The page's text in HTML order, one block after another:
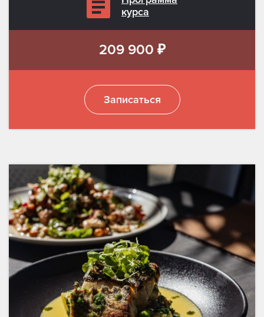
курса
209 900 ₽
Записаться